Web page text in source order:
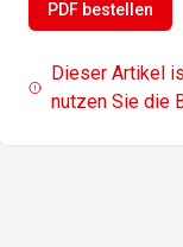
PDF bestellen
Dieser Artikel
nutzen Sie die